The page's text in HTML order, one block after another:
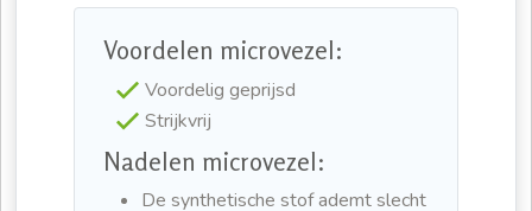
Voordelen microvezel:
Voordelig geprijsd
Strijkvrij
Nadelen microvezel:
De synthetische stof ademt slecht